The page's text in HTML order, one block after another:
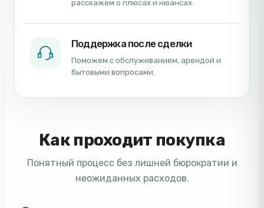
расскажем о плюсах и нюансах.
Поддержка после сделки
Поможем с обслуживанием, арендой и
бытовыми вопросами.
Как проходит покупка
Понятный процесс без лишней бюрократии и
неожиданных расходов.